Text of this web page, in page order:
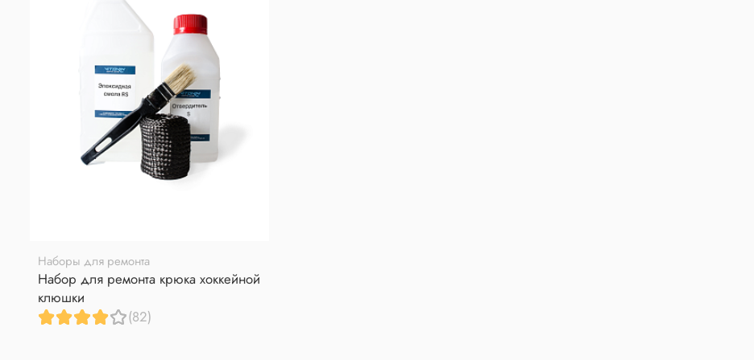
Наборы для ремонта
Набор для ремонта крюка хоккейной
клюшки
(82)